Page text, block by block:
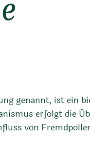
genannt, ist ein
erfolgt die
von